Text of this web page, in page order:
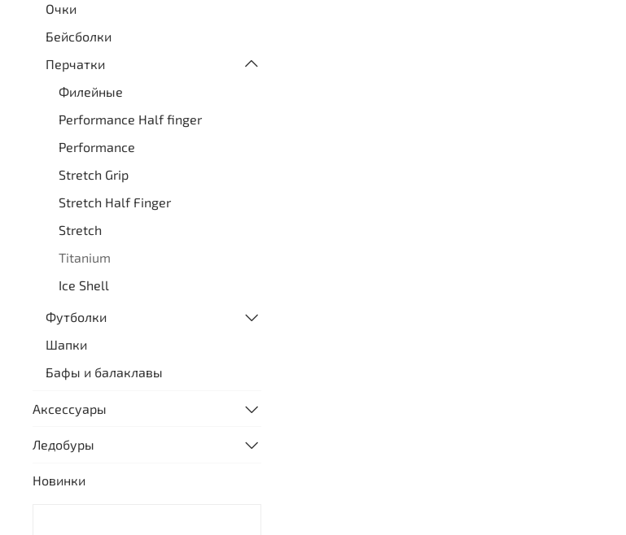
Очки
Бейсболки
Перчатки
Филейные
Performance Half finger
Performance
Stretch Grip
Stretch Half Finger
Stretch
Titanium
Ice Shell
Футболки
Шапки
Бафы и балаклавы
Аксессуары
Ледобуры
Новинки